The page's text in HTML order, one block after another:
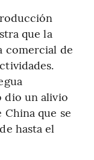
que la
comercial de
dio un alivio
que se
hasta el